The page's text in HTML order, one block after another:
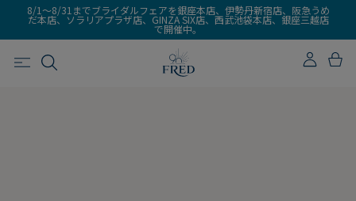
8/1～8/31までブライダルフェアを銀座本店、伊勢丹新宿店、阪急うめ
だ本店、ソラリアプラザ店、GINZA SIX店、西武池袋本店、銀座三越店
で開催中。